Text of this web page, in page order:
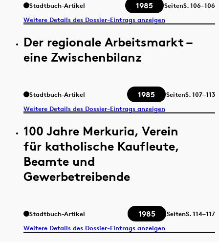
Stadtbuch-Artikel 1985 SeitenS.106–106
Weitere Details des Dossier-Eintrags anzeigen
Der regionale Arbeitsmarkt –
eine Zwischenbilanz
Stadtbuch-Artikel 1985 SeitenS.107–113
Weitere Details des Dossier-Eintrags anzeigen
100 Jahre Merkuria, Verein
für katholische Kaufleute,
Beamte und
Gewerbetreibende
Stadtbuch-Artikel 1985 SeitenS.114–117
Weitere Details des Dossier-Eintrags anzeigen